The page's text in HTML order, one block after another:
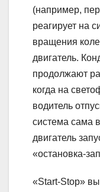
(например,
реагирует на
вращения
двигатель.
продолжают
когда на
водитель
система сама
двигатель
«остановка-
«Start-Stop»